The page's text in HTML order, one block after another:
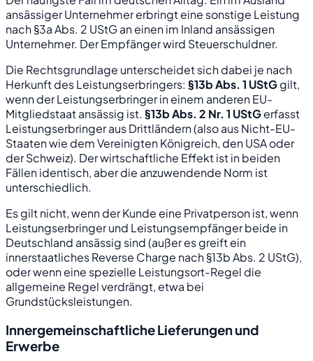
ansässiger Unternehmer erbringt eine sonstige Leistung
nach §3a Abs. 2 UStG an einen im Inland ansässigen
Unternehmer. Der Empfänger wird Steuerschuldner.
Die Rechtsgrundlage unterscheidet sich dabei je nach
Herkunft des Leistungserbringers: §13b Abs. 1 UStGgilt,
wenn der Leistungserbringer in einem anderen EU-
Mitgliedstaat ansässig ist. §13b Abs. 2 Nr. 1 UStGerfasst
Leistungserbringer aus Drittländern (also aus Nicht-EU-
Staaten wie dem Vereinigten Königreich, den USA oder
der Schweiz). Der wirtschaftliche Effekt ist in beiden
Fällen identisch, aber die anzuwendende Norm ist
unterschiedlich.
Es gilt nicht, wenn der Kunde eine Privatperson ist, wenn
Leistungserbringer und Leistungsempfänger beide in
Deutschland ansässig sind (außer es greift ein
innerstaatliches Reverse Charge nach §13b Abs. 2 UStG),
oder wenn eine spezielle Leistungsort-Regel die
allgemeine Regel verdrängt, etwa bei
Grundstücksleistungen.
Innergemeinschaftliche Lieferungen und
Erwerbe